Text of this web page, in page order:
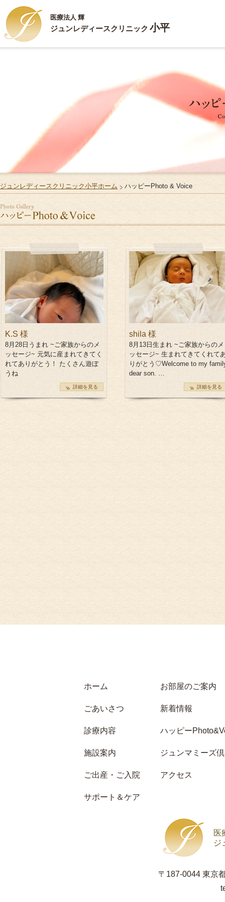
医療法人 輝
ジュンレディースクリニック 小平
ジュンレディースクリニック小平ホーム ハッピーPhoto & Voice
K.S 様
8月28日うまれ ~ご家族からのメ
ッセージ~ 元気に産まれてきてく
れてありがとう！ たくさん遊ぼ
うね
詳細を見る
shila 様
8月13日生まれ ~ご家族からのメ
ッセージ~ 生まれてきてくれて
りがとう♡Welcome to my
dear son. …
詳細を見る
医
ジ
〒187-0044 東京
ホーム
ごあいさつ
診療内容
施設案内
ご出産・ご入院
サポート＆ケア
お部屋のご案内
新着情報
ハッピー
ジュンマミーズ
アクセス
ごあいさつ
診療内容
施設案内
お部屋のご案内
教室カレンダー